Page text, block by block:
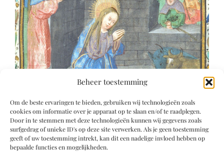
Beheer toestemming
Om de beste ervaringen te bieden, gebruiken wij technologieën zoals
cookies om informatie over je apparaat op te slaan en/of te raadplegen.
Door in te stemmen met deze technologieën kunnen wij gegevens zoals
surfgedrag of unieke ID's op deze site verwerken. Als je geen toestemming
geeft of uw toestemming intrekt, kan dit een nadelige invloed hebben op
bepaalde functies en mogelijkheden.